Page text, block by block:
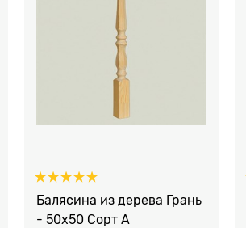
Балясина из дерева Грань
- 50x50 Сорт A